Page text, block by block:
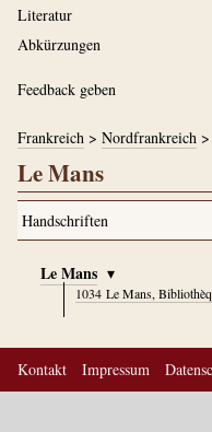
Literatur
Abkürzungen
Feedback geben
Frankreich > Nordfrankreich >
Le Mans
Le Mans ▾
1034 Le Mans,
Kontakt Impressum